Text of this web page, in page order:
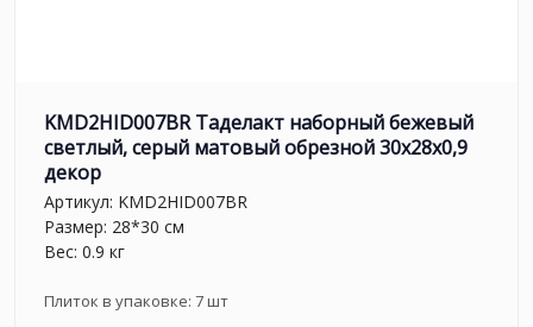
KMD2HID007BR Таделакт наборный бежевый
светлый, серый матовый обрезной 30x28x0,9
декор
Артикул: KMD2HID007BR
Размер: 28*30 см
Вес: 0.9 кг
Плиток в упаковке: 7шт